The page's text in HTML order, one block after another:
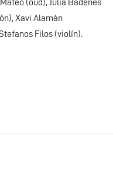
(oud), Julia Badenes
Xavi Alamán
Filos (violín).